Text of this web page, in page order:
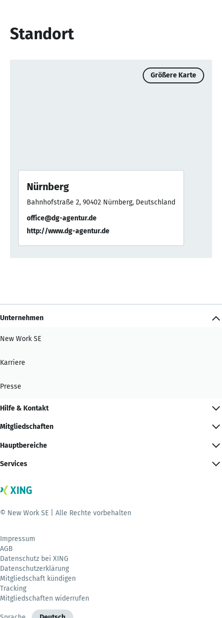
Standort
Größere Karte
Nürnberg
Bahnhofstraße 2, 90402 Nürnberg, Deutschland
office@dg-agentur.de
http://www.dg-agentur.de
Unternehmen
New Work SE
Karriere
Presse
Hilfe & Kontakt
Mitgliedschaften
Hauptbereiche
Services
© New Work SE | Alle Rechte vorbehalten
Impressum
AGB
Datenschutz bei XING
Datenschutzerklärung
Mitgliedschaft kündigen
Tracking
Mitgliedschaften widerrufen